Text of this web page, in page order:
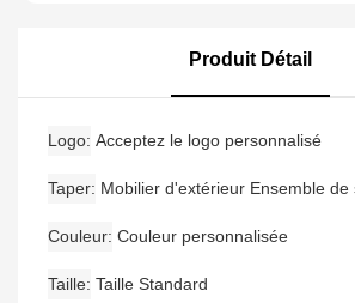
De Bar Avec Accoudoirs
Et Une Table De Bar
Produit Détail
Logo Acceptez le logo personnalisé
Taper Mobilier d'extérieur Ensemble
Couleur Couleur personnalisée
Taille Taille Standard